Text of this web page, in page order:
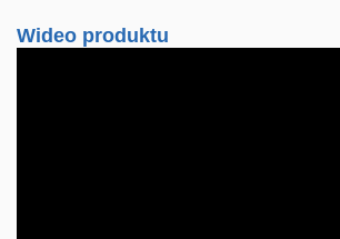
Wideo produktu